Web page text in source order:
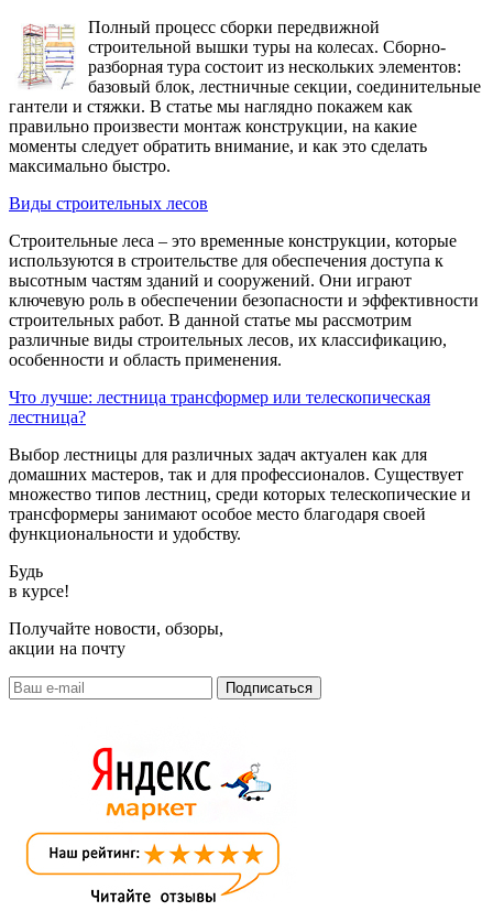
Полный процесс сборки передвижной
строительной вышки туры на колесах. Сборно-
разборная тура состоит из нескольких элементов:
базовый блок, лестничные секции, соединительные
гантели и стяжки. В статье мы наглядно покажем как
правильно произвести монтаж конструкции, на какие
моменты следует обратить внимание, и как это сделать
максимально быстро.
Виды строительных лесов
Строительные леса – это временные конструкции, которые
используются в строительстве для обеспечения доступа к
высотным частям зданий и сооружений. Они играют
ключевую роль в обеспечении безопасности и эффективности
строительных работ. В данной статье мы рассмотрим
различные виды строительных лесов, их классификацию,
особенности и область применения.
Что лучше: лестница трансформер или телескопическая
лестница?
Выбор лестницы для различных задач актуален как для
домашних мастеров, так и для профессионалов. Существует
множество типов лестниц, среди которых телескопические и
трансформеры занимают особое место благодаря своей
функциональности и удобству.
Будь
в курсе!
Получайте новости, обзоры,
акции на почту